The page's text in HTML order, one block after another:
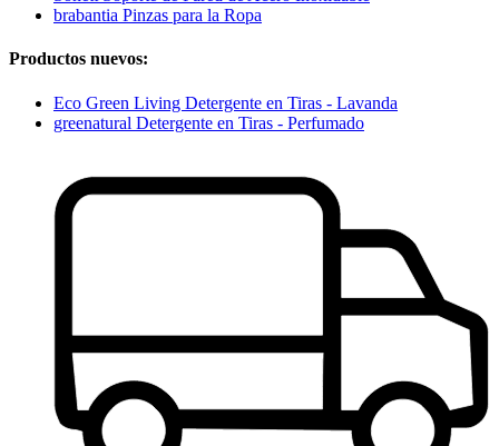
brabantia Pinzas para la Ropa
Productos nuevos:
Eco Green Living Detergente en Tiras - Lavanda
greenatural Detergente en Tiras - Perfumado